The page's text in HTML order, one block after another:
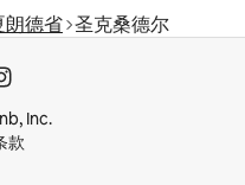
朗德省 圣克桑德尔
Inc.
款